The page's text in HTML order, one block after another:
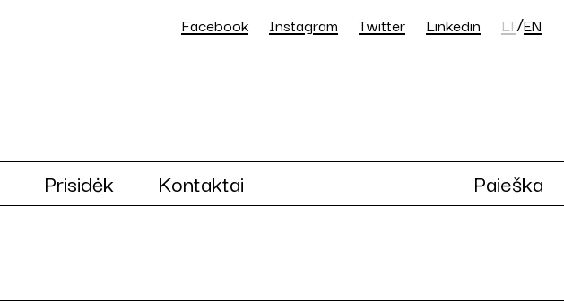
Facebook Instagram Twitter Linkedin LT/EN
Prisidėk Kontaktai Paieška